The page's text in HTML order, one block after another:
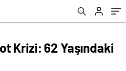
Krizi: 62 Yaşındaki